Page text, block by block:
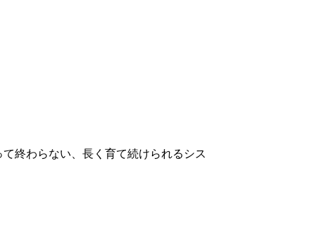
終わらない、長く育て続けられるシス